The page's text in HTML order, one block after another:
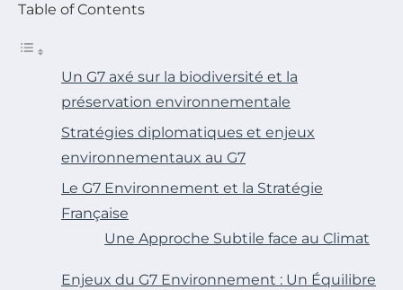
Table of Contents
Un G7 axé sur la biodiversité et la
préservation environnementale
Stratégies diplomatiques et enjeux
environnementaux au G7
Le G7 Environnement et la Stratégie
Française
Une Approche Subtile face au Climat
Enjeux du G7 Environnement : Un Équilibre